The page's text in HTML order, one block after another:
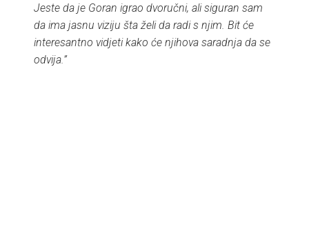
Jeste da je Goran igrao dvoručni, ali siguran sam
da ima jasnu viziju šta želi da radi s njim. Bit će
interesantno vidjeti kako će njihova saradnja da se
odvija.”